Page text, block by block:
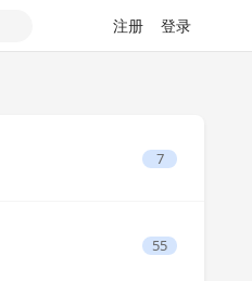
注册 登录
7
55